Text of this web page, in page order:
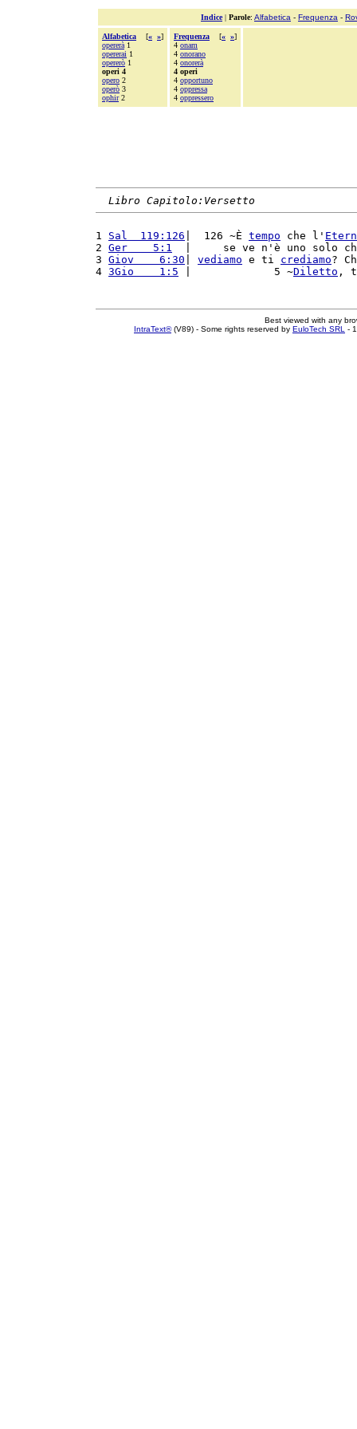
Indice| Parole: Alfabetica - Frequenza -
Alfabetica [« »]
opererà 1
opererai 1
opererò 1
operi 4
opero 2
operò 3
ophir2
Frequenza [« »]
4 onam
4 onorano
4 onorerà
4 operi
4 opportuno
4 oppressa
4 oppressero
Libro Capitolo:Versetto
1 Sal  119:126 |  126 ~È tempo che l'
2 Ger    5:1
|     se ve n'è uno solo
3 Giov    6:30 vediamo e ti crediamo?
4 3Gio    1:5 |             5 ~Diletto ,
Best viewed with any
IntraText®(V89) - Some rights reserved by EuloTech SRL -